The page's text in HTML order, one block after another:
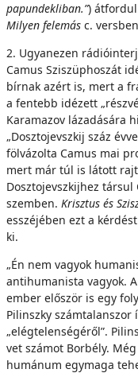
papundekliban.”)
Milyen felemás c.
2. Ugyanezen
Camus Sziszüphoszát
bírnak azért is, mert a
a fentebb idézett
Karamazov lázadására
„Dosztojevszkij száz
fölvázolta Camus mai
mert már túl is látott
Dosztojevszkijhez társul
szemben. Krisztus és
esszéjében ezt a
ki.
„Én nem vagyok
antihumanista vagyok.
ember először is egy
Pilinszky
„elégtelenségéről”.
vet számot Borbély.
humánum egymaga